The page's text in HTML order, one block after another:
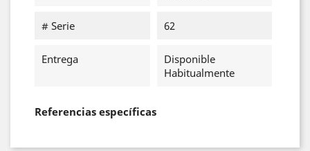
# Serie 62
Entrega
Disponible
Habitualmente
Referencias específicas